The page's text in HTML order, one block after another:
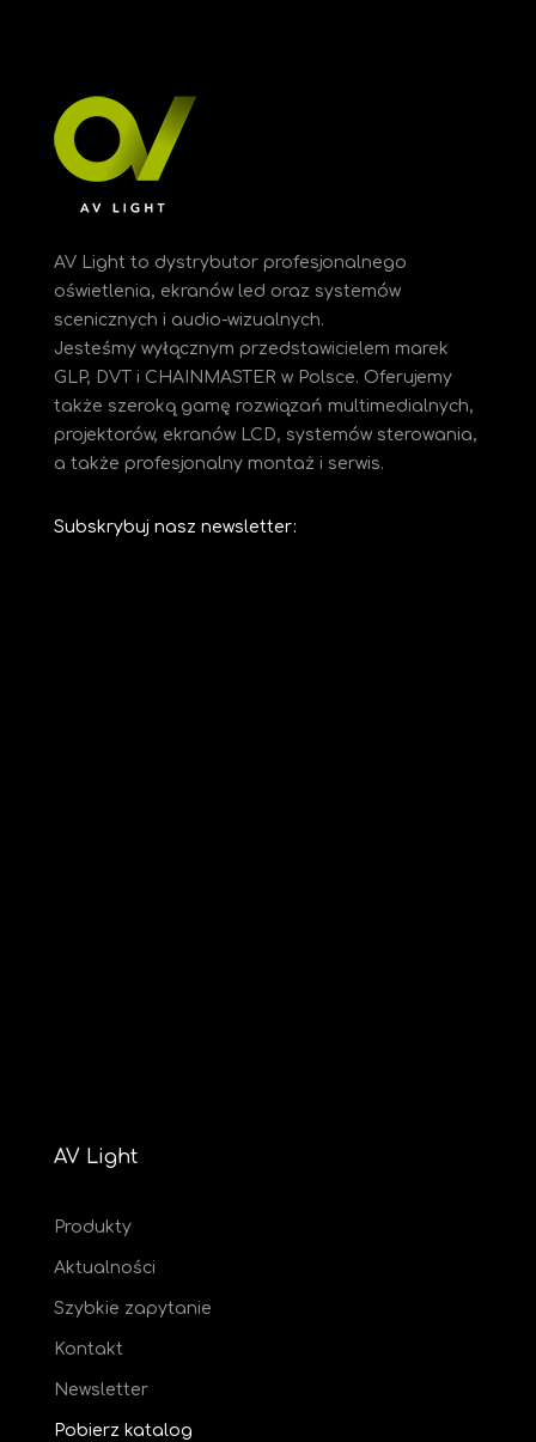
AV Light to dystrybutor profesjonalnego
oświetlenia, ekranów led oraz systemów
scenicznych i audio-wizualnych.
Jesteśmywyłącznym przedstawicielem marek
GLP, DVT i CHAINMASTER w Polsce. Oferujemy
także szeroką gamę rozwiązań multimedialnych,
projektorów, ekranów LCD, systemów sterowania,
a także profesjonalny montaż i serwis.
Subskrybuj nasz newsletter:
AV Light
Produkty
Aktualności
Szybkie zapytanie
Kontakt
Newsletter
Pobierz katalog